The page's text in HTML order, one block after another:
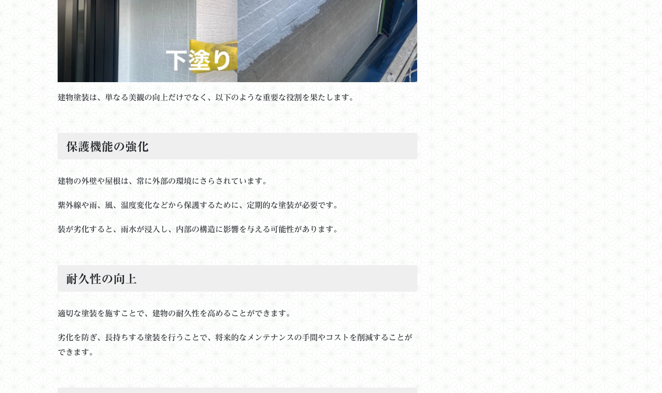
建物塗装は、単なる美観の向上だけでなく、以下のような重要な役割を果たします。
保護機能の強化
建物の外壁や屋根は、常に外部の環境にさらされています。
紫外線や雨、風、温度変化などから保護するために、定期的な塗装が必要です。
装が劣化すると、雨水が浸入し、内部の構造に影響を与える可能性があります。
耐久性の向上
適切な塗装を施すことで、建物の耐久性を高めることができます。
劣化を防ぎ、長持ちする塗装を行うことで、将来的なメンテナンスの手間やコストを削減することが
できます。